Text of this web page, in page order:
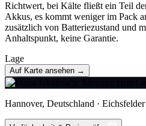
Richtwert, bei Kälte fließt ein Teil
Akkus, es kommt weniger im Pack
zusätzlich von Batteriezustand und
Anhaltspunkt, keine Garantie.
Lage
Auf Karte ansehen →
Hannover, Deutschland ·